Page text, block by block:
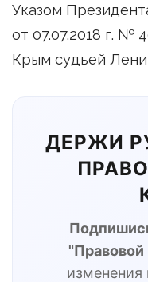
Указом
от 07.07.2018 г. №
Крым судьей
ДЕРЖИ
изменения